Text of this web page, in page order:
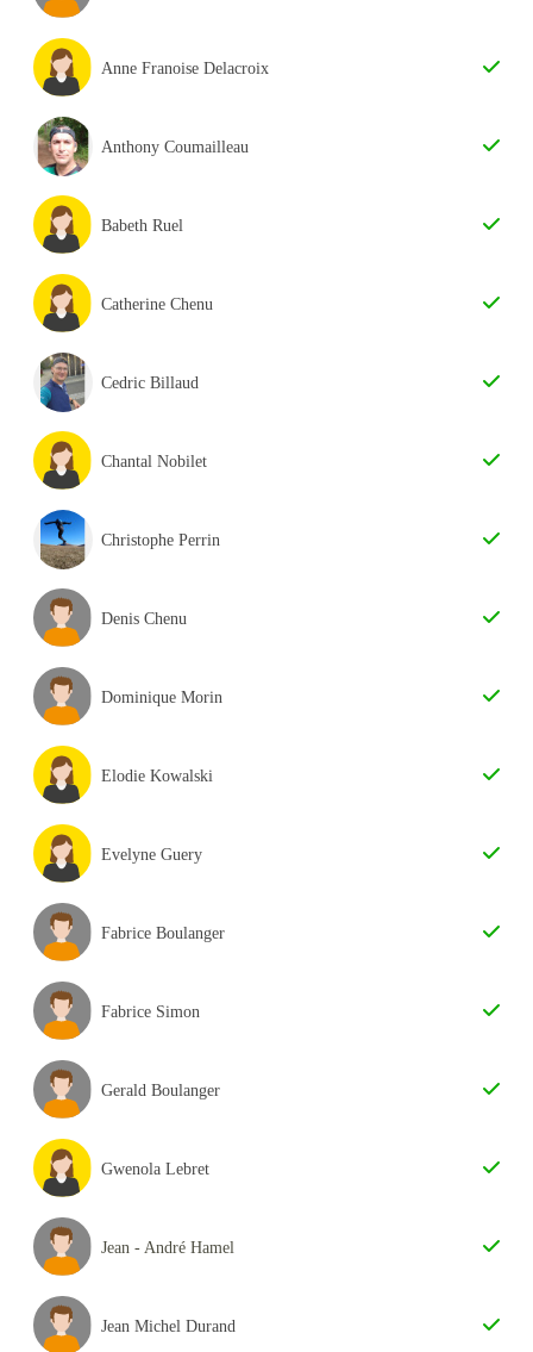
Anne Franoise Delacroix
Anthony Coumailleau
Babeth Ruel
Catherine Chenu
Cedric Billaud
Chantal Nobilet
Christophe Perrin
Denis Chenu
Dominique Morin
Elodie Kowalski
Evelyne Guery
Fabrice Boulanger
Fabrice Simon
Gerald Boulanger
Gwenola Lebret
Jean - André Hamel
Jean Michel Durand